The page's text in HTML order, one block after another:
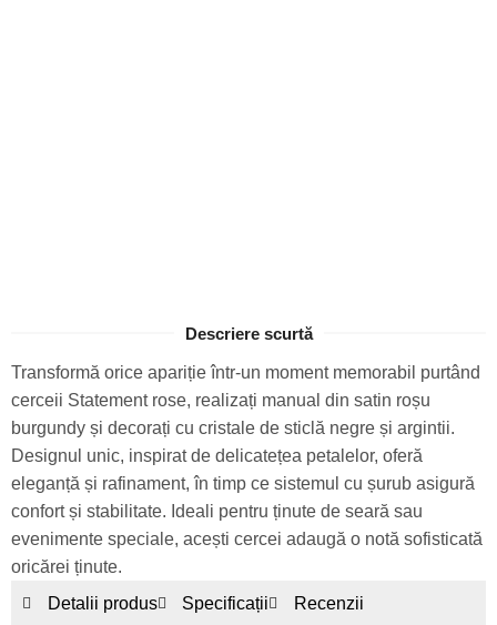
Descriere scurtă
Transformă orice apariție într-un moment memorabil purtând
cerceii Statement rose, realizați manual din satin roșu
burgundy și decorați cu cristale de sticlă negre și argintii.
Designul unic, inspirat de delicatețea petalelor, oferă
eleganță și rafinament, în timp ce sistemul cu șurub asigură
confort și stabilitate. Ideali pentru ținute de seară sau
evenimente speciale, acești cercei adaugă o notă sofisticată
oricărei ținute.
Detalii produs
Specificații Recenzii